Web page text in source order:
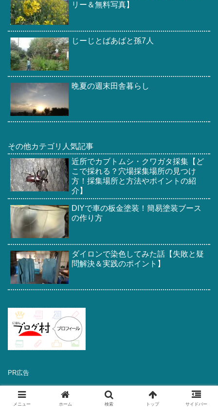
リー＆無料写真】
じーじとばあばと孫7人
晩夏の週末田舎暮らし
その他カテゴリ人気記事
近所でカブトムシ・クワガタ採集【ど
こで採れる？穴場採集場所の見つけ
方！採集場所と方法やポイントの紹
介】
DIYで車の板金塗装！簡易塗装ブース
の作り方
ダイロンで染色してみた話【失敗と疑
問解決＆実践のポイント】
PR広告
メニュー ホーム 検索 トップ サイドバー